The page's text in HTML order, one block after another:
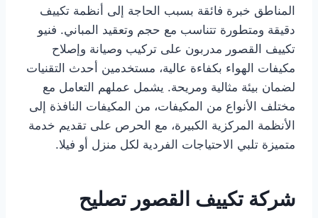
المناطق خبرة فائقة بسبب الحاجة إلى أنظمة تكييف
دقيقة ومتطورة تتناسب مع حجم وتعقيد المباني. فنيو
تكييف القصور مدربون على تركيب وصيانة وإصلاح
مكيفات الهواء بكفاءة عالية، مستخدمين أحدث التقنيات
لضمان بيئة مثالية ومريحة. يشمل عملهم التعامل مع
مختلف الأنواع من المكيفات، من المكيفات النافذة إلى
الأنظمة المركزية الكبيرة، مع الحرص على تقديم خدمة
متميزة تلبي الاحتياجات الفردية لكل منزل أو فيلا.
شركة تكييف القصور تصليح